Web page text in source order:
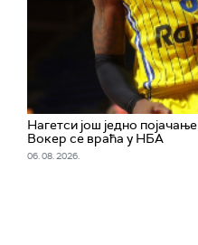
Нагетси још једно
Вокер се враћа у НБА
06. 08. 2026.